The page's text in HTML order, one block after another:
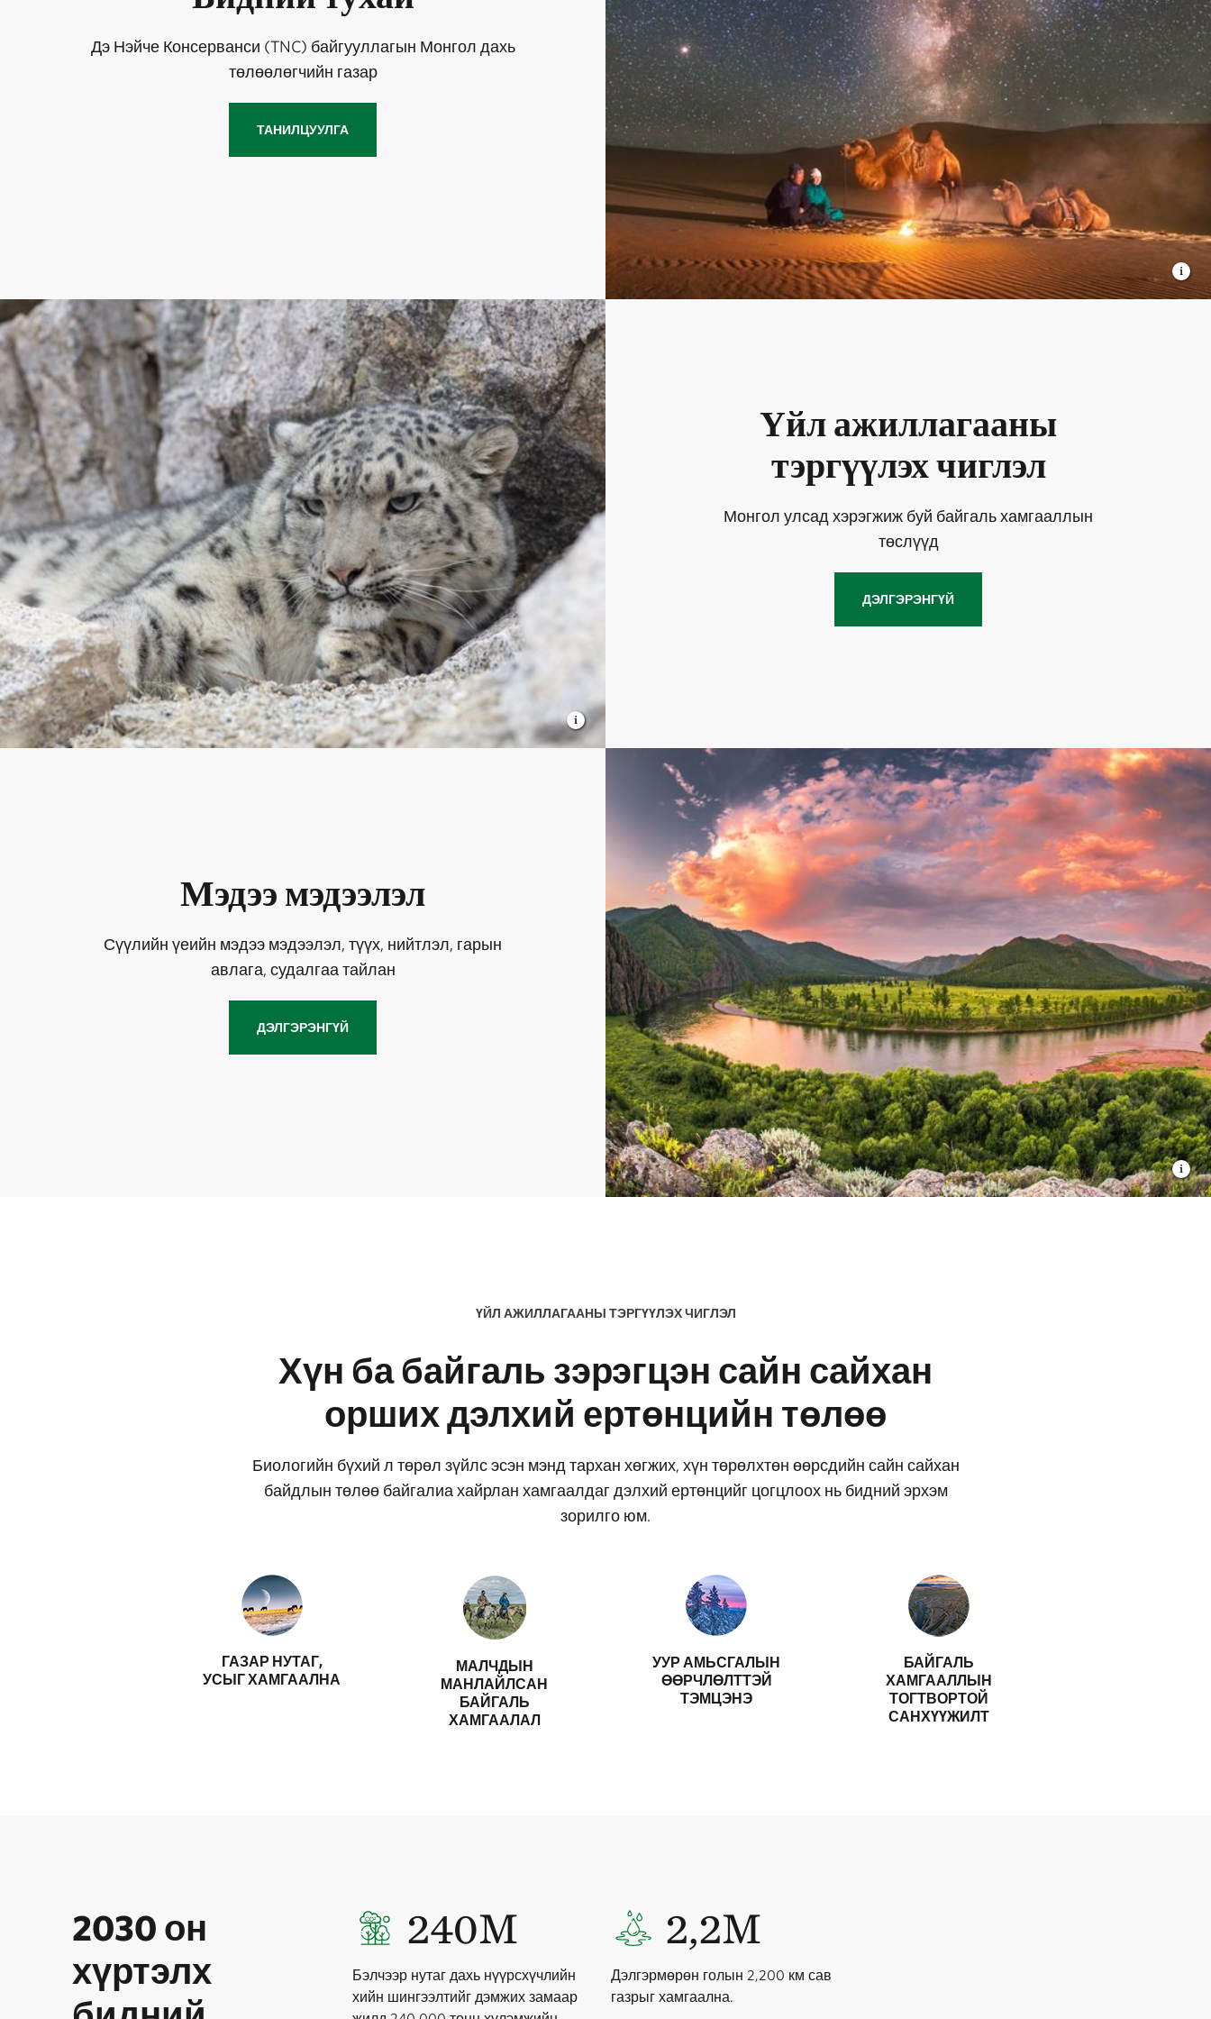
Дэ Нэйче Консерванси (TNC) байгууллагын Монгол дахь
төлөөлөгчийн газар
ТАНИЛЦУУЛГА
Үйл ажиллагааны
тэргүүлэх чиглэл
Монгол улсад хэрэгжиж буй байгаль хамгааллын
төслүүд
ДЭЛГЭРЭНГҮЙ
Мэдээ мэдээлэл
Сүүлийн үеийн мэдээ мэдээлэл, түүх, нийтлэл, гарын
авлага, судалгаа тайлан
ДЭЛГЭРЭНГҮЙ
ҮЙЛ АЖИЛЛАГААНЫ ТЭРГҮҮЛЭХ ЧИГЛЭЛ
Хүн ба байгаль зэрэгцэн сайн сайхан
орших дэлхий ертөнцийн төлөө
Биологийн бүхий л төрөл зүйлс эсэн мэнд тархан хөгжих, хүн төрөлхтөн өөрсдийн сайн сайхан
байдлын төлөө байгалиа хайрлан хамгаалдаг дэлхий ертөнцийг цогцлоох нь бидний эрхэм
зорилго юм.
ГАЗАР НУТАГ,
УСЫГ ХАМГААЛНА
МАЛЧДЫН
МАНЛАЙЛСАН
БАЙГАЛЬ
ХАМГААЛАЛ
УУР АМЬСГАЛЫН
ӨӨРЧЛӨЛТТЭЙ
ТЭМЦЭНЭ
БАЙГАЛЬ
ХАМГААЛЛЫН
ТОГТВОРТОЙ
САНХҮҮЖИЛТ
2030 он
хүртэлх
240M
Бэлчээр нутаг дахь нүүрсхүчлийн
хийн шингээлтийг дэмжих замаар
2,2M
Дэлгэрмөрөн голын 2,200 км сав
газрыг хамгаална.